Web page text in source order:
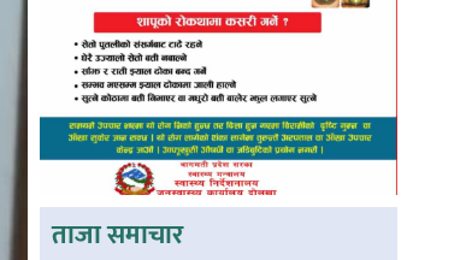
ताजा समाचार